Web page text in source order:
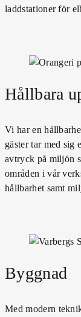
laddstationer för
Hållbara
Vi har en
gäster tar med sig
avtryck på miljön
områden i vår
hållbarhet samt
Byggnad
Med modern